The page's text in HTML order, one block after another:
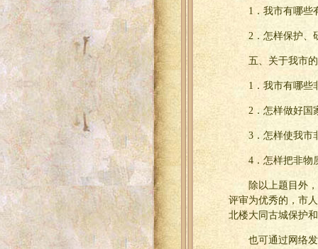
1．我市有哪些
2．怎样保护、
五、关于我市
1．我市有哪些
2．怎样做好国
3．怎样使我市
4．怎样把非物
除以上题目外
评审为优秀的，市
北楼大同古城保护
也可通过网络